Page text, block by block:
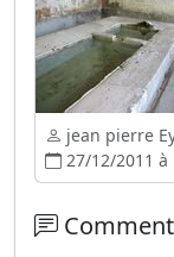
jean pierre
27/12/2011 à